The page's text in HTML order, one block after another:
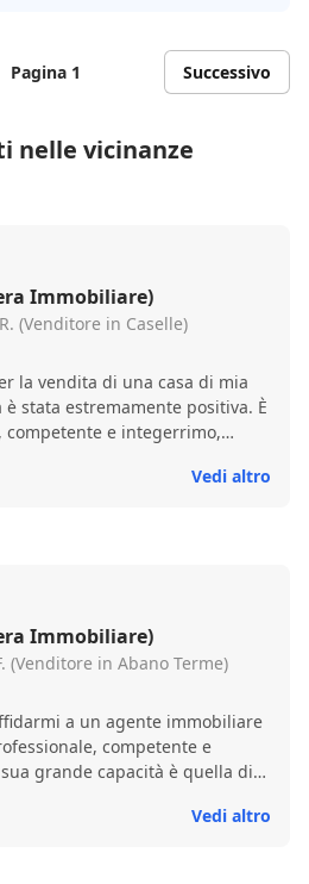
Pagina 1 Successivo
nelle vicinanze
Immobiliare)
(Venditore in Caselle)
la vendita di una casa di mia
è stata estremamente positiva. È
competente e integerrimo,
attenzione, chiarezza eVedi altro
Immobiliare)
(Venditore in Abano Terme)
a un agente immobiliare
competente e
grande capacità è quella di
riuscendo a creare
più complessi legati
Vedi altro